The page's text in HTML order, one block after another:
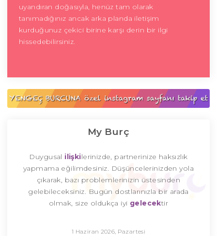
uyandıran doğasıyla, henüz tam olarak
tanımadığınız ancak arka planda iletişim
kurduğunuz çekici birine karşı derin bir ilgi
hissedebilirsiniz.
My Burç
Duygusal ilişkilerinizde, partnerinize haksızlık
yapmama eğilimdesiniz. Düşüncelerinizden yola
çıkarak, bazı problemlerinizin üstesinden
gelebileceksiniz. Bugün dostlarınızla bir arada
olmak, size oldukça iyi gelecektir
1 Haziran 2026, Pazartesi